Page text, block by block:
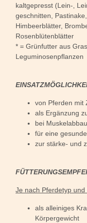
kaltgepresst (Lein-,
geschnitten,
Himbeerblätter,
Rosenblütenblätter
* = Grünfutter aus
Leguminosenpflanzen
von Pferden mit
als Ergänzung
bei
für eine
zur stärke- und
Je nach Pferdetyp und
als alleiniges
Körpergewicht